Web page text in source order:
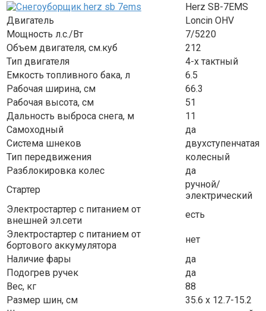
Herz SB-7EMS
Двигатель
Loncin OHV
Мощность л.с./Вт
7/5220
Объем двигателя, см.куб
212
Тип двигателя
4-х тактный
Емкость топливного бака, л
6.5
Рабочая ширина, см
66.3
Рабочая высота, см
51
Дальность выброса снега, м
11
Самоходный
да
Система шнеков
двухступенчатая
Тип передвижения
колесный
Разблокировка колес
да
Стартер
ручной/
электрический
Электростартер с питанием от
внешней эл.сети
есть
Электростартер с питанием от
бортового аккумулятора
нет
Наличие фары
да
Подогрев ручек
да
Вес, кг
88
Размер шин, см
35.6 х 12.7-15.2